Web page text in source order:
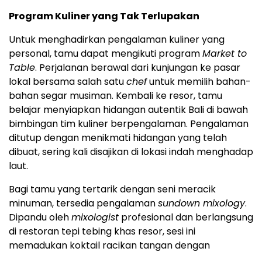
Program Kuliner yang Tak Terlupakan
Untuk menghadirkan pengalaman kuliner yang
personal, tamu dapat mengikuti programMarket to
Table. Perjalanan berawal dari kunjungan ke pasar
lokal bersama salah satuchefuntuk memilih bahan-
bahan segar musiman. Kembali ke resor, tamu
belajar menyiapkan hidangan autentik Bali di bawah
bimbingan tim kuliner berpengalaman. Pengalaman
ditutup dengan menikmati hidangan yang telah
dibuat, sering kali disajikan di lokasi indah menghadap
laut.
Bagi tamu yang tertarik dengan seni meracik
minuman, tersedia pengalamansundown mixology.
Dipandu olehmixologist profesional dan berlangsung
di restoran tepi tebing khas resor, sesi ini
memadukan koktail racikan tangan dengan